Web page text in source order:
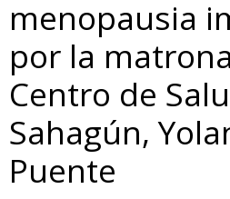
menopausia
por la
Centro de
Sahagún,
Puente